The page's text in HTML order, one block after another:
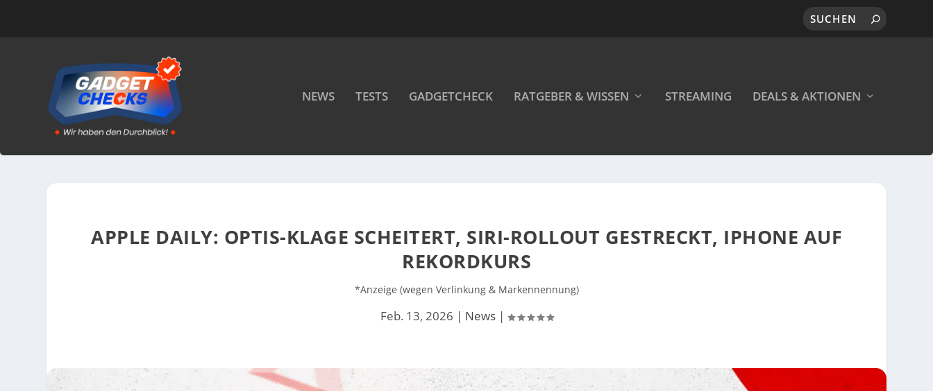
NEWS TESTS GADGETCHECK RATGEBER & WISSEN STREAMING DEALS & AKTIONEN
APPLE DAILY: OPTIS-KLAGE SCHEITERT, SIRI-ROLLOUT GESTRECKT, IPHONE AUF
REKORDKURS
*Anzeige (wegen Verlinkung & Markennennung)
Feb. 13, 2026 | News|